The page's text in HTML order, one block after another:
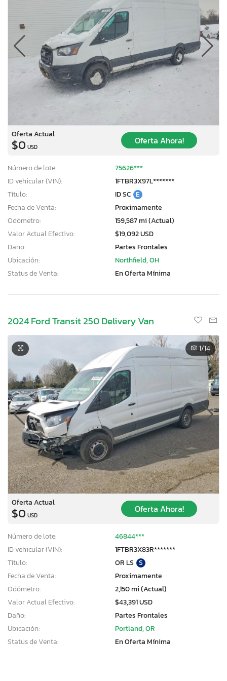
Oferta Actual
$0 USD
Oferta Ahora!
Número de lote:
75626***
ID vehicular (VIN):
1FTBR3X97L*******
Título:
ID SC E
Fecha de Venta:
Proximamente
Odómetro:
159,587 mi (Actual)
Valor Actual Efectivo:
$19,092 USD
Daño:
Partes Frontales
Ubicación:
Northfield, OH
Status de Venta:
En Oferta Mínima
2024 Ford Transit 250 Delivery Van
1/14
Oferta Actual
$0 USD
Oferta Ahora!
Número de lote:
46844***
ID vehicular (VIN):
1FTBR3X83R*******
Título:
OR LS S
Fecha de Venta:
Proximamente
Odómetro:
2,150 mi (Actual)
Valor Actual Efectivo:
$43,391 USD
Daño:
Partes Frontales
Ubicación:
Portland, OR
Status de Venta:
En Oferta Mínima